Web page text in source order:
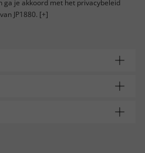
ga je akkoord met het privacybeleid
JP1880. [+]